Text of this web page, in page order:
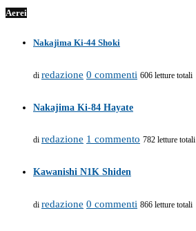
Aerei
Nakajima Ki-44 Shoki
di redazione 0 commenti 606 letture totali
Nakajima Ki-84 Hayate
di redazione 1 commento 782 letture totali
Kawanishi N1K Shiden
di redazione 0 commenti 866 letture totali